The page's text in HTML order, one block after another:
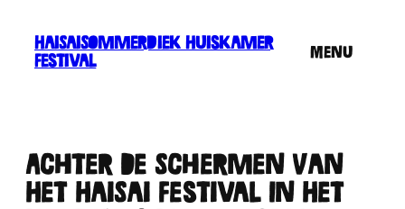
naarHaiSaiSommerdiek Huiskamer
Festival
Menu
Achter De Schermen Van
Het HaiSai Festival In Het